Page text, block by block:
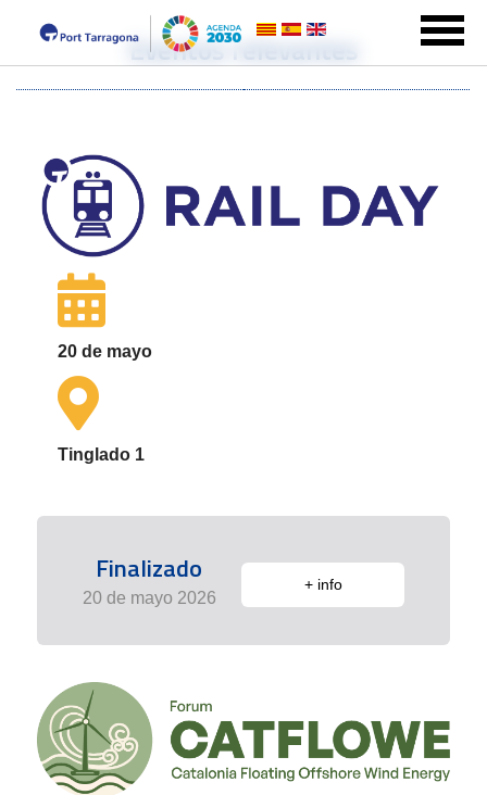
Eventos relevantes
20 de mayo
Tinglado 1
Finalizado
20 de mayo 2026
+ info